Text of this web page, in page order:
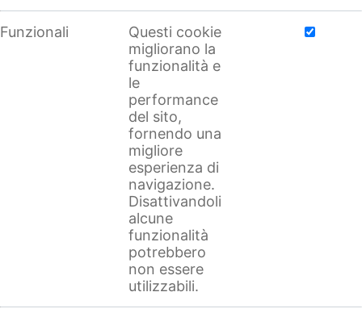
Funzionali
Questi cookie
migliorano la
funzionalità e
le
performance
del sito,
fornendo una
migliore
esperienza di
navigazione.
Disattivandoli
alcune
funzionalità
potrebbero
non essere
utilizzabili.